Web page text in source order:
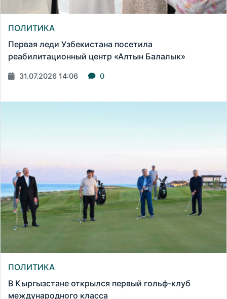
ПОЛИТИКА
Первая леди Узбекистана посетила
реабилитационный центр «Алтын Балалык»
31.07.2026 14:06 0
ПОЛИТИКА
В Кыргызстане открылся первый гольф-клуб
международного класса